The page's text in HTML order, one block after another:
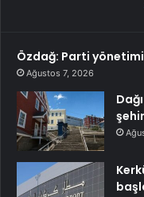
Özdağ: Parti
Ağustos 7, 2026